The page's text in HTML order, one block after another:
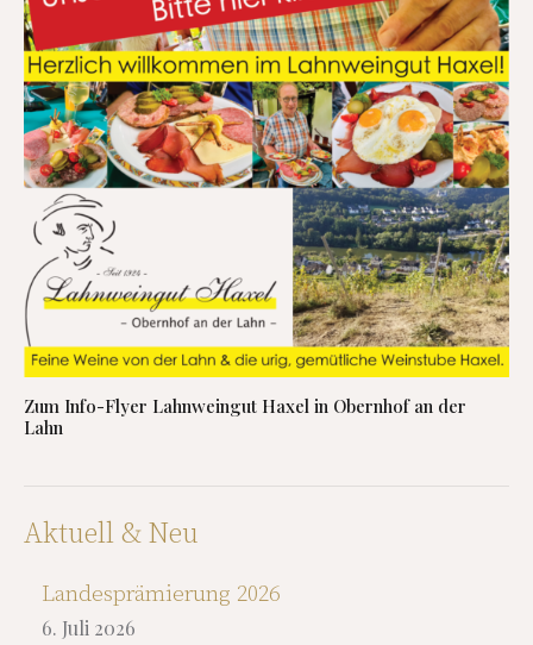
Zum Info-Flyer Lahnweingut Haxel in Obernhof an der
Lahn
Aktuell & Neu
Landesprämierung 2026
6. Juli 2026